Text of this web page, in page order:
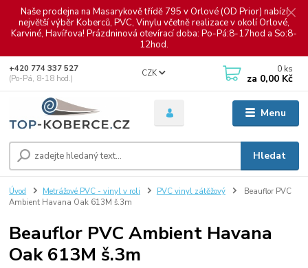
Naše prodejna na Masarykově třídě 795 v Orlové (OD Prior) nabízí
největší výběr Koberců, PVC, Vinylu včetně realizace v okolí Orlové,
Karviné, Havířova! Prázdninová otevírací doba: Po-Pá:8-17hod a So:8-
12hod.
Menu
CZK
Hledat
+420 774 337 527
(Po-Pá, 8-18 hod.)
0 ks
za 0,00 Kč
Úvod Metrážové PVC - vinyl v roli PVC vinyl zátěžový
Beauflor PVC
Ambient Havana Oak 613M š.3m
Beauflor PVC Ambient Havana
Oak 613M š.3m